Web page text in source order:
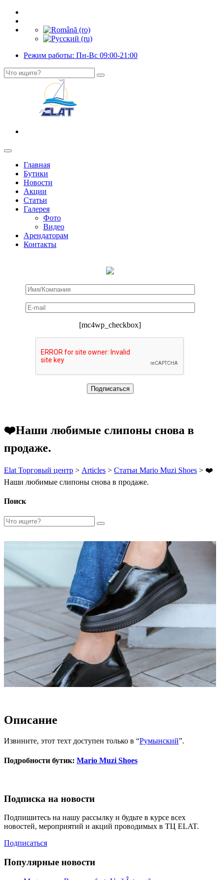
Режим работы: Пн-Вс 09:00-21:00
Главная
Бутики
Новости
Акции
Статьи
Галерея
Фото
Видео
Арендаторам
Контакты
[mc4wp_checkbox]
❤️Наши любимые слипоны снова в
продаже.
Elat Торговый центр > Articles > Статьи Mario Muzi Shoes > ❤️
Наши любимые слипоны снова в продаже.
Поиск
Описание
Извините, этот техт доступен только в “Румынский”.
Подробности бутик: Mario Muzi Shoes
Подписка на новости
Подпишитесь на нашу рассылку и будьте в курсе всех
новостей, мероприятий и акций проводимых в ТЦ ELAT.
Подписаться
Популярные новости